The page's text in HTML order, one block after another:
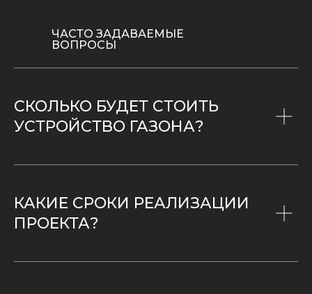
ЧАСТО ЗАДАВАЕМЫЕ
ВОПРОСЫ
СКОЛЬКО БУДЕТ СТОИТЬ
УСТРОЙСТВО ГАЗОНА?
КАКИЕ СРОКИ РЕАЛИЗАЦИИ
ПРОЕКТА?